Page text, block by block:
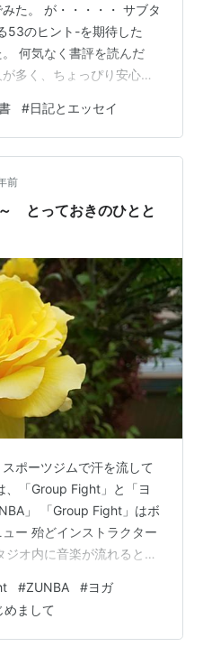
た。 が・・・・・ サブタ
53のヒント-を期待した
何気なく書評を読んだ
多く、ちょっぴり安心し
共感はしたものの、表現
た。 「書くこと」は、お
具がなくてもできる趣
、気軽に始められるもの
こういったブログも書く
しむ準備…
#日記とエッセイ
前
とっておきのひとと
ポーツジムで汗を流して
、「Group Fight」と「ヨ
」 「Group Fight」はボ
ー 殆どインストラクター
オ内に音楽が流れると体
ペースな僕の動きを見て 先
ストラクターに怒られた
今日は人が多いから」 ス
#ZUNBA #ヨガ
めまして